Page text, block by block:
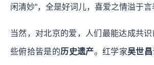
闲清妙“，全是好词儿，喜爱之情溢于言
当然，对北京的爱，人们最能达成共
些俯拾皆是的历史遗产。红学家吴世昌